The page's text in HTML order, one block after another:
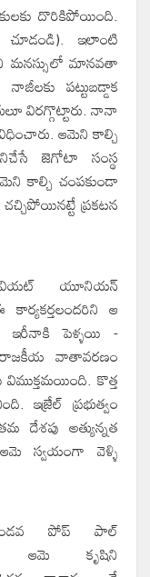
దొరికిపోయింది.
చూడండి). ఇలాంటి
మనస్సులో మానవతా
పట్టుబడ్డాక
విరగ్గొట్టారు. నానా
ఆమెని కాల్చి
జెగోటా సంస్థ
కాల్చి చంపకుండా
ప్రకటన
యూనియన్
ఆ
ఇరీనాకి పెళ్ళయి -
వాతావరణం
కొత్త
ఇజ్రేల్ ప్రభుత్వం
దేశపు అత్యున్నత
ఆమె స్వయంగా వెళ్ళి
పోప్ పాల్
ఆమె కృషిని